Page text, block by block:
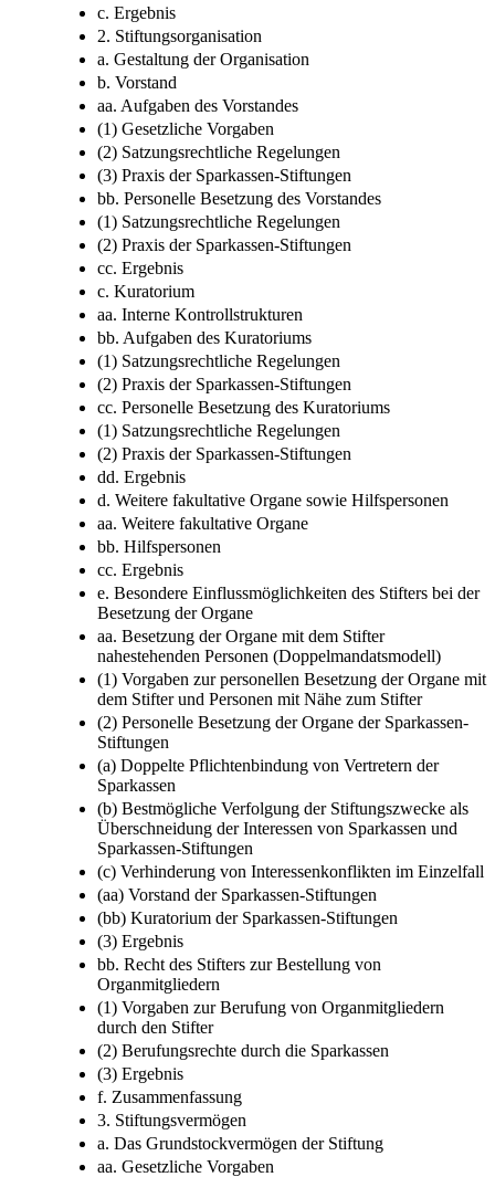
c. Ergebnis
2. Stiftungsorganisation
a. Gestaltung der Organisation
b. Vorstand
aa. Aufgaben des Vorstandes
(1) Gesetzliche Vorgaben
(2) Satzungsrechtliche Regelungen
(3) Praxis der Sparkassen-Stiftungen
bb. Personelle Besetzung des Vorstandes
(1) Satzungsrechtliche Regelungen
(2) Praxis der Sparkassen-Stiftungen
cc. Ergebnis
c. Kuratorium
aa. Interne Kontrollstrukturen
bb. Aufgaben des Kuratoriums
(1) Satzungsrechtliche Regelungen
(2) Praxis der Sparkassen-Stiftungen
cc. Personelle Besetzung des Kuratoriums
(1) Satzungsrechtliche Regelungen
(2) Praxis der Sparkassen-Stiftungen
dd. Ergebnis
d. Weitere fakultative Organe sowie Hilfspersonen
aa. Weitere fakultative Organe
bb. Hilfspersonen
cc. Ergebnis
e. Besondere Einflussmöglichkeiten des Stifters bei der
Besetzung der Organe
aa. Besetzung der Organe mit dem Stifter
nahestehenden Personen (Doppelmandatsmodell)
(1) Vorgaben zur personellen Besetzung der Organe mit
dem Stifter und Personen mit Nähe zum Stifter
(2) Personelle Besetzung der Organe der Sparkassen-
Stiftungen
(a) Doppelte Pflichtenbindung von Vertretern der
Sparkassen
(b) Bestmögliche Verfolgung der Stiftungszwecke als
Überschneidung der Interessen von Sparkassen und
Sparkassen-Stiftungen
(c) Verhinderung von Interessenkonflikten im Einzelfall
(aa) Vorstand der Sparkassen-Stiftungen
(bb) Kuratorium der Sparkassen-Stiftungen
(3) Ergebnis
bb. Recht des Stifters zur Bestellung von
Organmitgliedern
(1) Vorgaben zur Berufung von Organmitgliedern
durch den Stifter
(2) Berufungsrechte durch die Sparkassen
(3) Ergebnis
f. Zusammenfassung
3. Stiftungsvermögen
a. Das Grundstockvermögen der Stiftung
aa. Gesetzliche Vorgaben